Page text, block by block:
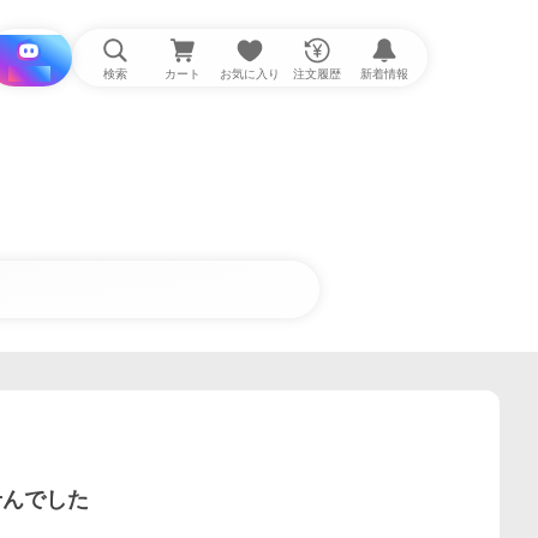
i と探す 検索 カート お気に入り 注文履歴 新着情報
でした